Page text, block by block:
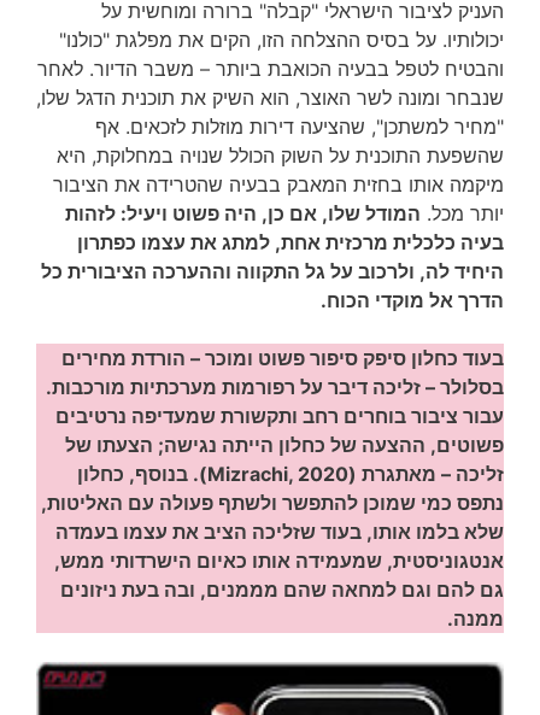
העניק לציבור הישראלי "קבלה" ברורה ומוחשית על
יכולותיו. על בסיס ההצלחה הזו, הקים את מפלגת "כולנו"
והבטיח לטפל בבעיה הכואבת ביותר – משבר הדיור. לאחר
שנבחר ומונה לשר האוצר, הוא השיק את תוכנית הדגל שלו,
"מחיר למשתכן", שהציעה דירות מוזלות לזכאים. אף
שהשפעת התוכנית על השוק הכולל שנויה במחלוקת, היא
מיקמה אותו בחזית המאבק בבעיה שהטרידה את הציבור
יותר מכל. המודל שלו, אם כן, היה פשוט ויעיל: לזהות
בעיה כלכלית מרכזית אחת, למתג את עצמו כפתרון
היחיד לה, ולרכוב על גל התקווה וההערכה הציבורית כל
הדרך אל מוקדי הכוח.
בעוד כחלון סיפק סיפור פשוט ומוכר – הורדת מחירים
בסלולר – זליכה דיבר על רפורמות מערכתיות מורכבות.
עבור ציבור בוחרים רחב ותקשורת שמעדיפה נרטיבים
פשוטים, ההצעה של כחלון הייתה נגישה; הצעתו של
זליכה – מאתגרת (Mizrachi, 2020). בנוסף, כחלון
נתפס כמי שמוכן להתפשר ולשתף פעולה עם האליטות,
שלא בלמו אותו, בעוד שזליכה הציב את עצמו בעמדה
אנטגוניסטית, שמעמידה אותו כאיום הישרדותי ממש,
גם להם וגם למחאה שהם מממנים, ובה בעת ניזונים
ממנה.